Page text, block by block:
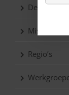
De
Missie &
Regio’s